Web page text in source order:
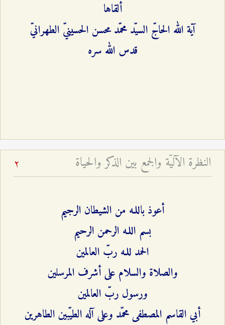
ألقاها
آية الله الحاجّ السيّد محمّد محسن الحسينيّ الطهرانيّ
قدس الله سره
النظرة الآليّة والجمع بين الذكر والحياة 2
أعوذ باللـه من الشيطان الرجيم
بسم اللـه الرحمن الرحيم
الحمد للـه ربّ العالمين
والصلاة والسلام على أشرف المرسلين
ورسول ربّ العالمين
أبي القاسم المصطفى محمّد وعلى آله الطيّبين الطاهرين